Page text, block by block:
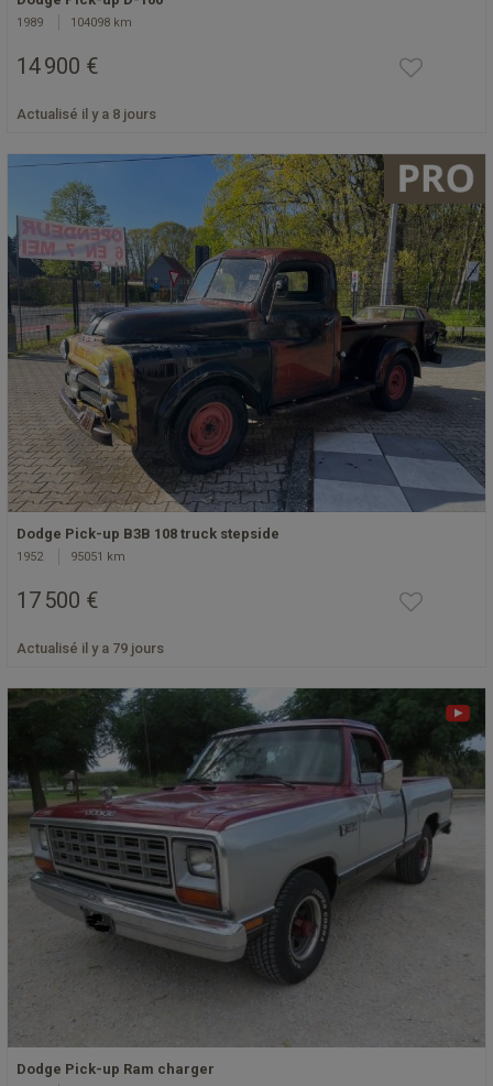
1989 104098 km
14 900 €
Actualisé il y a 8 jours
Dodge Pick-up B3B 108 truck stepside
1952 95051 km
17 500 €
Actualisé il y a 79 jours
Dodge Pick-up Ram charger